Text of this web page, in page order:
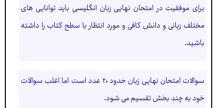
برای موفقیت در امتحان نهایی زبان انگلیسی باید توانایی های
مختلف زبانی و دانش کافی و مورد انتظار با سطح کتاب را داشته
باشید.
سوالات امتحان نهایی زبان حدود ۲۰ عدد است اما اغلب سوالات
خود به چند بخش تقسیم می شود.